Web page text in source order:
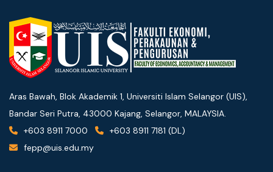
Aras Bawah, Blok Akademik 1, Universiti Islam Selangor (UIS),
Bandar Seri Putra, 43000 Kajang, Selangor, MALAYSIA.
+603 8911 7000
+603 8911 7181 (DL)
fepp@uis.edu.my